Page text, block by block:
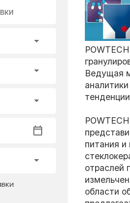
Ведущая
питания и
отраслей
области